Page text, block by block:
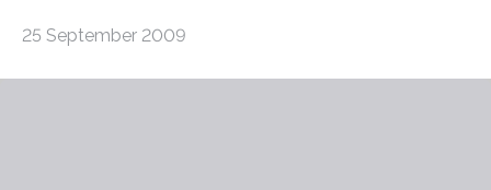
25 September 2009